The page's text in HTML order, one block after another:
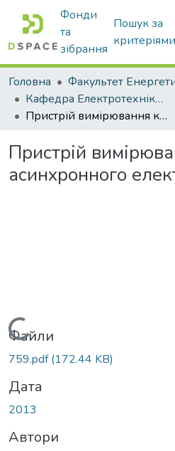
Фонди
та
зібрання
Пошук за
критеріями
Головна
Кафедра Електротехніки і електромеханіки ім. проф. В.В. Овчарова
Пристрій вимірювання ковзання асинхронного електродвигуна
Пристрій
асинхронного
Вантажиться...
Файли
759.pdf(172.44 KB)
Дата
2013
Автори